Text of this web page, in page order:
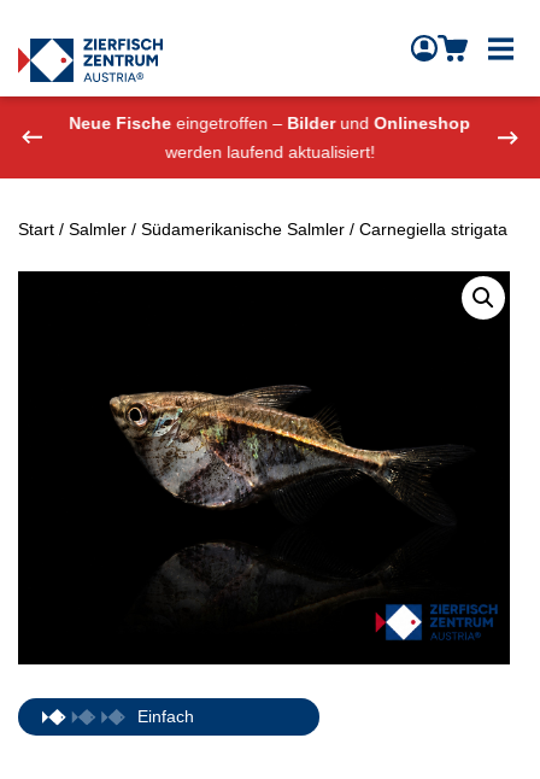
Zierfisch Aquarium Austria
Neue Fische eingetroffen – BilderundOnlineshop
werden laufend aktualisiert!
Start / Salmler / Südamerikanische Salmler / Carnegiella strigata
Einfach